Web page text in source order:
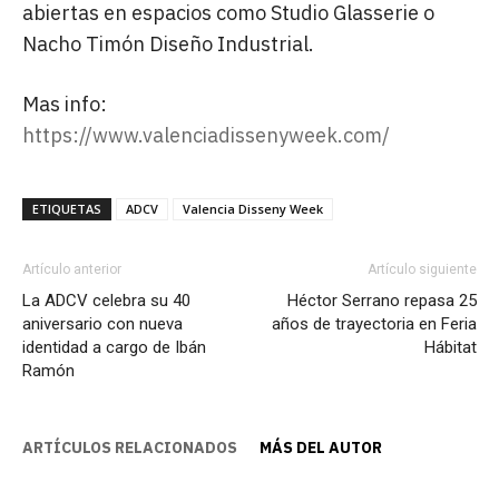
abiertas en espacios como Studio Glasserie o
Nacho Timón Diseño Industrial.
Mas info:
https://www.valenciadissenyweek.com/
ETIQUETAS ADCV Valencia Disseny Week
Artículo anterior
La ADCV celebra su 40
aniversario con nueva
identidad a cargo de Ibán
Ramón
Artículo siguiente
Héctor Serrano repasa 25
años de trayectoria en Feria
Hábitat
ARTÍCULOS RELACIONADOS MÁS DEL AUTOR